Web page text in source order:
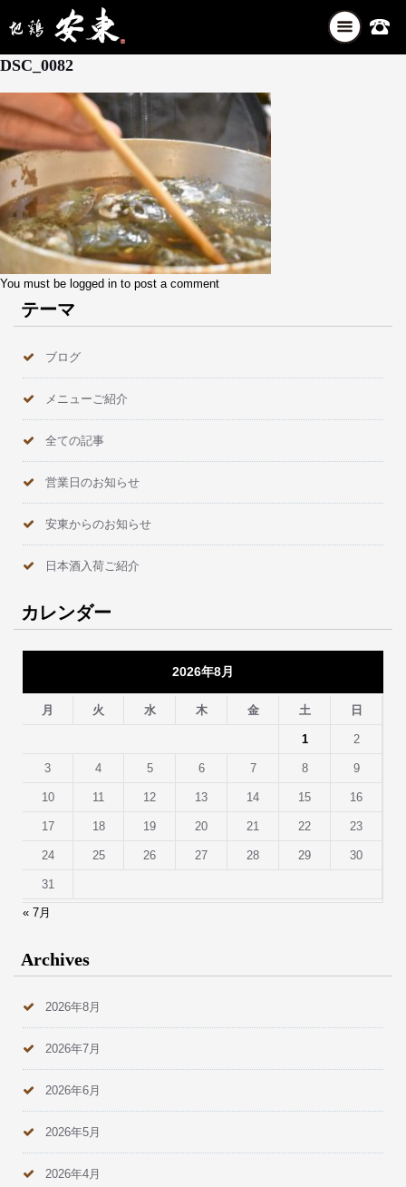
ナ
ビ
12月 28, 2025
DSC_0082
You must be logged in to post a comment
テーマ
ブログ
メニューご紹介
全ての記事
営業日のお知らせ
安東からのお知らせ
日本酒入荷ご紹介
カレンダー
2026年8月
月 火 水 木 金 土 日
1 2
3 4 5 6 7 8 9
10 11 12 13 14 15 16
17 18 19 20 21 22 23
24 25 26 27 28 29 30
31
« 7月
Archives
2026年8月
2026年7月
2026年6月
2026年5月
2026年4月